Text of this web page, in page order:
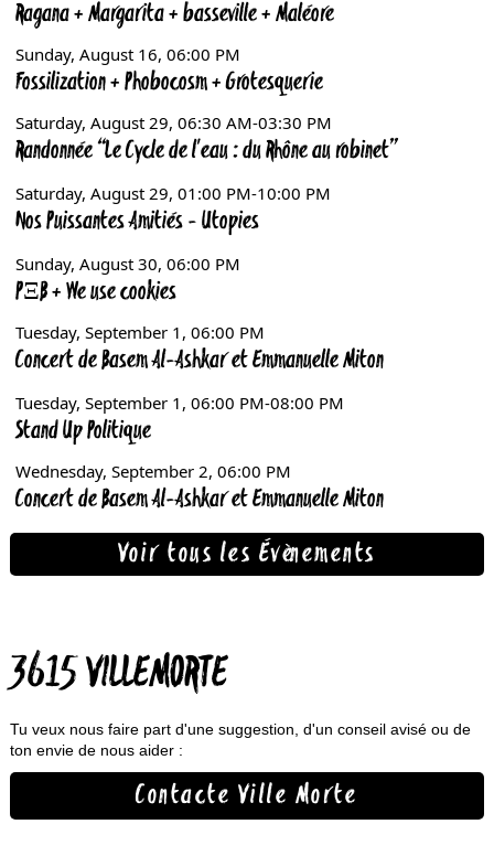
Voir tous les Évènements
3615 VILLEMORTE
Tu veux nous faire part d'une suggestion, d'un conseil avisé ou de
ton envie de nous aider :
Contacte Ville Morte